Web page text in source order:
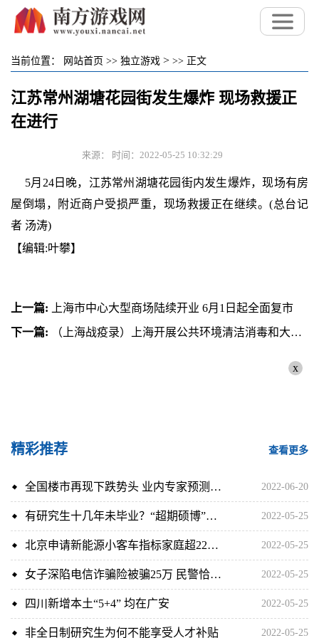
当前位置： 网站首页 >> 独立游戏 > >> 正文
江苏常州湖塘花园街发生爆炸 现场救援正
在进行
来源： 时间：2022-05-25 10:32:29
5月24日晚，江苏常州湖塘花园街内发生爆炸，现场有房
屋倒塌，附近商户受损严重，现场救援正在继续。(总台记
者 汤涛)
【编辑:叶攀】
上一篇: 上海市中心大型商场陆续开业 6月1日起全面复市
下一篇: （上海战疫录）上海开展公共环境清洁消毒和大冲洗集中行动
x
精彩推荐 查看更多
全国楼市再现下跌势头 业内专家预测广州楼市复苏时间 2022-06-20
有研究生十几年未毕业？“超期硕博”难博一纸文凭 2022-05-25
北京申请新能源小客车指标家庭超22万 个人超42.8万 2022-05-25
女子深陷电信诈骗险被骗25万 民警恰好路过及时阻拦 2022-05-25
四川新增本土“5+4” 均在广安 2022-05-25
非全日制研究生为何不能享受人才补贴 2022-05-25